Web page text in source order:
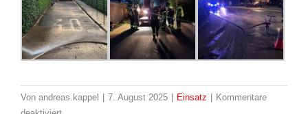
Von andreas.kappel 7. August 2025 Einsatz
Kommentare